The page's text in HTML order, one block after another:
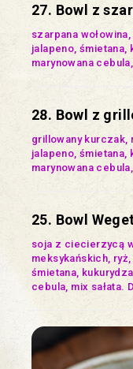
27. Bowl z
szarpana
jalapeno, śmietana,
marynowana
28. Bowl z
grillowany kurczak,
jalapeno, śmietana,
marynowana
25. Bowl
soja z ciecierzycą
meksykańskich,
śmietana,
cebula, mix sałata.